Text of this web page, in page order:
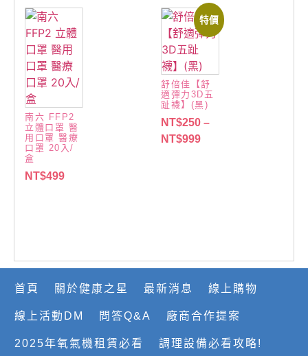
南六 FFP2
立體口罩 醫
用口罩 醫療
口罩 20入/
盒
NT$499
特價
舒倍佳【舒
適彈力3D五
趾襪】(黑)
NT$250 –
NT$999
首頁 關於健康之星 最新消息 線上購物
線上活動DM 問答Q&A 廠商合作提案
2025年氧氣機租賃必看 調理設備必看攻略!